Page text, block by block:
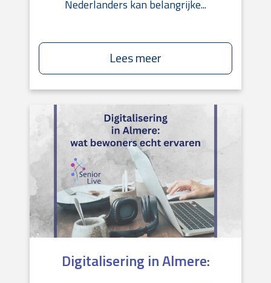
Nederlanders kan belangrijke...
Lees meer
Digitalisering in Almere: